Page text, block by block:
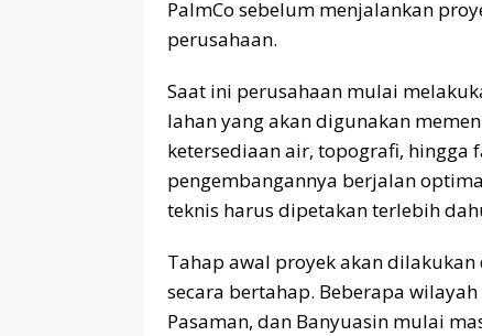
PalmCo sebelum menjalankan
perusahaan.
Saat ini perusahaan mulai
lahan yang akan digunakan
ketersediaan air, topografi, hingga
pengembangannya berjalan
teknis harus dipetakan terlebih
Tahap awal proyek akan
secara bertahap. Beberapa
Pasaman, dan Banyuasin mulai